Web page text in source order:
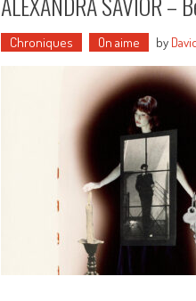
Chroniques On aime by